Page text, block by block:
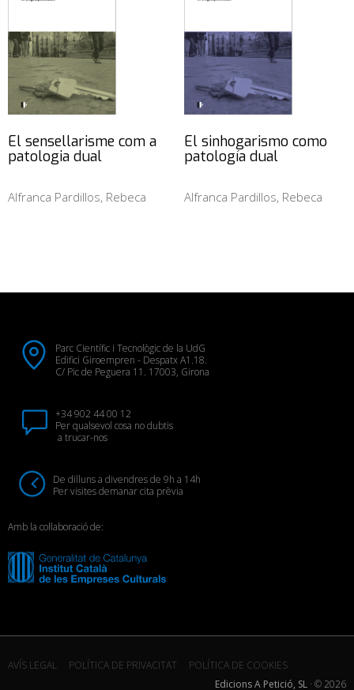
El sensellarisme com a
patologia dual
Alfranca Pardillos, Rebeca
El sinhogarismo como
patología dual
Alfranca Pardillos, Rebeca
Parc Científic i Tecnològic de la UdG
Edifici Giroempren - Despatx A1.18.
C/ Pic de Peguera 11. 17003, Girona
+34 902 44 00 12
Per qualsevol cosa no dubtis
a trucar-nos
De dilluns a divendres de 9h a 14h
Per visites demanar cita prèvia
Amb la col·laboració de:
AVÍS LEGAL POLÍTICA DE PRIVACITAT
POLÍTICA DE COOKIES
Edicions A Petició, SL · ©2026